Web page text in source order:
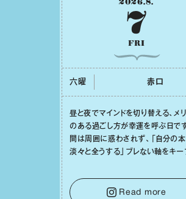
7
FRI
六曜 ⾚⼝
昼と夜でマインドを切り替える、メ
のある過ごし⽅が幸運を呼ぶ⽇で
間は周囲に惑わされず、「⾃分の
淡々と全うする」ブレない軸をキー
⾔葉に流されないよう、⼼にしっか
レーキをかけること。この意識の切
Read more